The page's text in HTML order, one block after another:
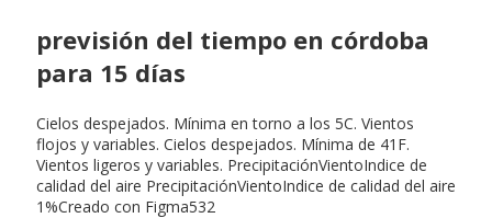
previsión del tiempo en córdoba
para 15 días
Cielos despejados. Mínima en torno a los 5C. Vientos
flojos y variables. Cielos despejados. Mínima de 41F.
Vientos ligeros y variables. PrecipitaciónVientoIndice de
calidad del aire PrecipitaciónVientoIndice de calidad del aire
1%Creado con Figma532